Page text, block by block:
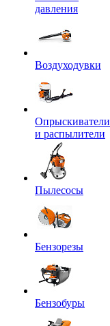
давления
Воздуходувки
Опрыскиватели
и распылители
Пылесосы
Бензорезы
Бензобуры